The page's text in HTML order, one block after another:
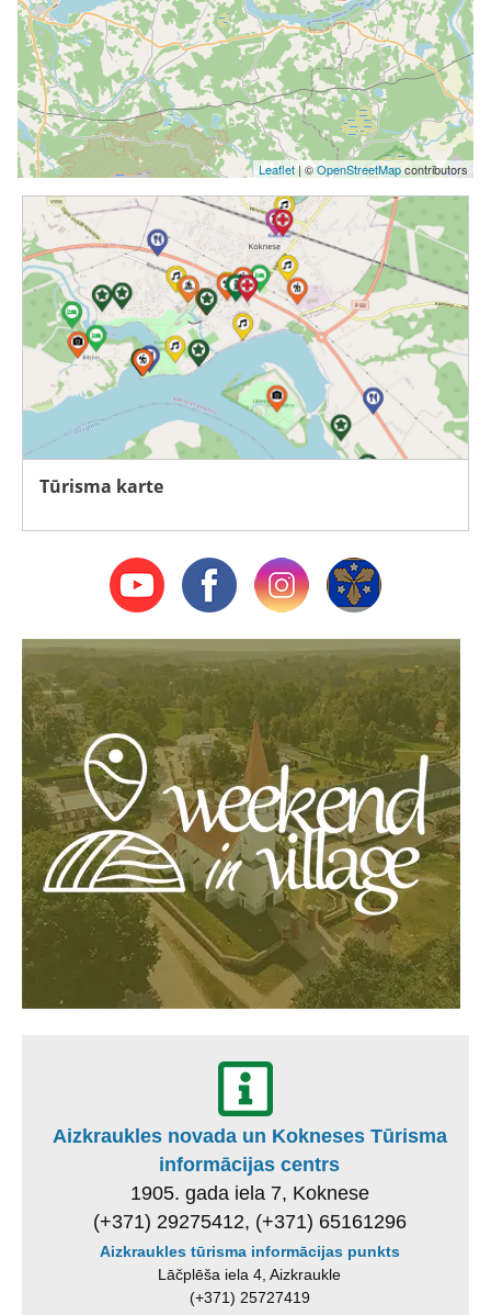
Leaflet| ©OpenStreetMapcontributors
Tūrisma karte
Aizkraukles novada un Kokneses Tūrisma
informācijas centrs
1905. gada iela 7, Koknese
(+371) 29275412, (+371) 65161296
Aizkraukles tūrisma informācijas punkts
Lāčplēša iela 4, Aizkraukle
(+371) 25727419